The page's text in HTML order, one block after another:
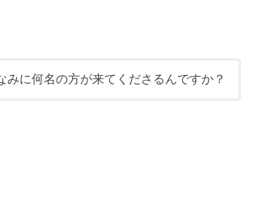
みに何名の方が来てくださるんですか？